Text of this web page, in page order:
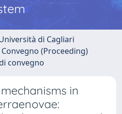
di Cagliari
(Proceeding)
convegno
in